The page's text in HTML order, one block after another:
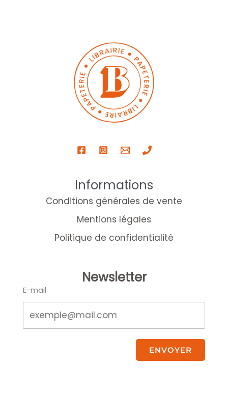
Informations
Conditions générales de vente
Mentions légales
Politique de confidentialité
Newsletter
E-mail
ENVOYER